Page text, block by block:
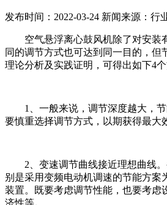
发布时间：2022-03-24 新闻来源：行
空气悬浮离心鼓风机除了对安装
同的调节方式也可达到同一目的，但
理论分析及实践证明，可得出如下4个
1、一般来说，调节深度越大，节
要慎重选择调节方式，以期获得最大
2、变速调节曲线接近理想曲线。
别是采用变频电动机调速的节能方案
装置。既要考虑调节性能，也要考虑
济性等。